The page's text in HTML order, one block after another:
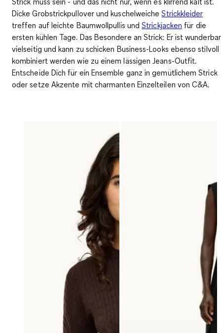
Dicke Grobstrickpullover undkuschelweicheStrickkleider
treffen auf leichte Baumwollpullis undStrickjacken für die
ersten kühlen Tage. Das Besondere an Strick: Er ist wunderbar
vielseitig und kann zu schicken Business-Looks ebenso stilvoll
kombiniert werden wie zu einem lässigen Jeans-Outfit.
Entscheide Dich für ein Ensemble ganz in gemütlichem Strick
oder setze Akzente mit charmanten Einzelteilen von C&A.